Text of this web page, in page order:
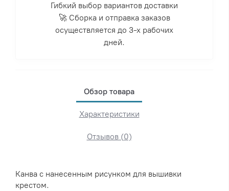
Гибкий выбор вариантов доставки
🚀 Сборка и отправка заказов
осуществляется до 3-х рабочих
дней.
Обзор товара
Характеристики
Отзывов (0)
Канва с нанесенным рисунком для вышивки
крестом.